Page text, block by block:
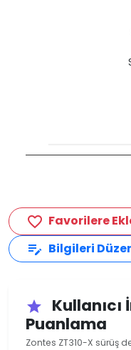
favorite_border Favorilere
edit_note Bilgileri
star
Puanlama
Zontes ZT310-X sürüş